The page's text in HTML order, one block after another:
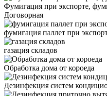
Фумигация при экспорте,
Договорная
фумигация паллет при
газация складов
Обработка дома от короеда
Дезинфекция систем